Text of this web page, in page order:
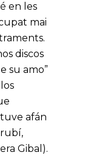
en les
mai
discos
su amo”
afán
Gibal).